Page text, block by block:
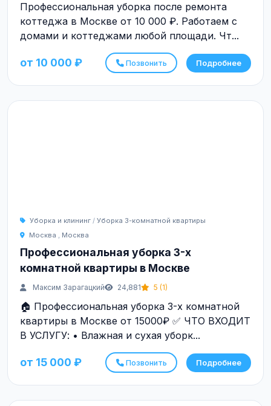
Профессиональная уборка после ремонта
коттеджа в Москве от 10 000 ₽. Работаем с
домами и коттеджами любой площади. Чт...
от 10 000 ₽ Позвонить Подробнее
Уборка и клининг / Уборка 3-комнатной квартиры
Москва , Москва
Профессиональная уборка 3-х
комнатной квартиры в Москве
Максим Зарагацкий 24,881 5 (1)
🏠 Профессиональная уборка 3-х комнатной
квартиры в Москве от 15000₽ ✅ ЧТО ВХОДИТ
В УСЛУГУ: • Влажная и сухая уборк...
от 15 000 ₽ Позвонить Подробнее